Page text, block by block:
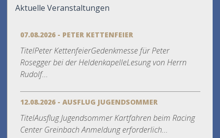
Aktuelle Veranstaltungen
07.08.2026 - PETER KETTENFEIER
TitelPeter KettenfeierGedenkmesse für Peter
Rosegger bei der HeldenkapelleLesung von Herrn
Rudolf...
12.08.2026 - AUSFLUG JUGENDSOMMER
TitelAusflug Jugendsommer Kartfahren beim Racing
Center Greinbach Anmeldung erforderlich...